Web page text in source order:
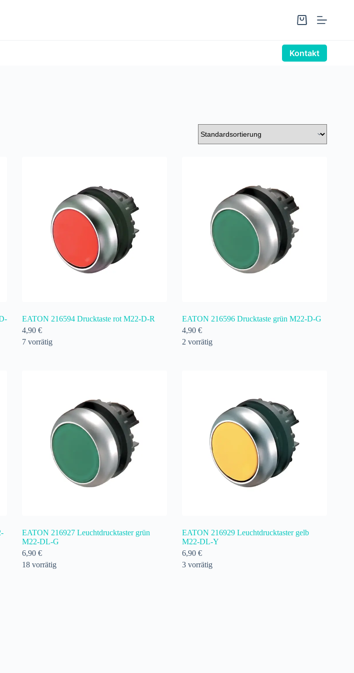
Warenkorb
Kontakt
EATON 216594 Drucktaste rot M22-D-R
4,90 €
7 vorrätig
EATON 216596 Drucktaste grün M22-D-G
4,90 €
2 vorrätig
EATON 216927 Leuchtdrucktaster grün
M22-DL-G
6,90 €
18 vorrätig
EATON 216929 Leuchtdrucktaster gelb
M22-DL-Y
6,90 €
3 vorrätig